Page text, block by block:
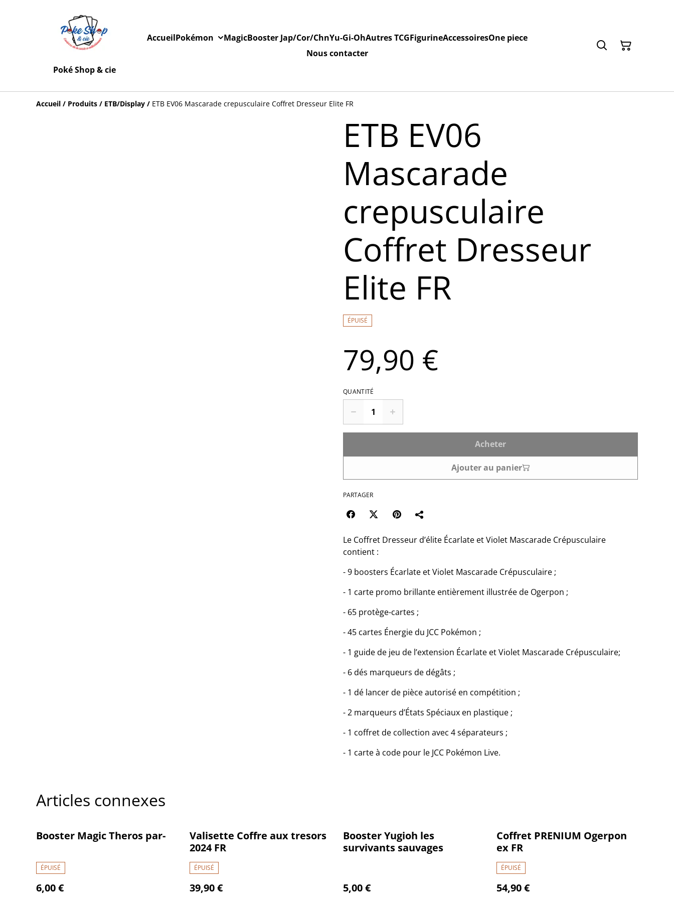
Poké Shop & cie
AccueilPokémon MagicBooster Jap/Cor/ChnYu-Gi-OhAutres TCGFigurineAccessoiresOne piece
Nous contacter
Accueil / Produits / ETB/Display / ETB EV06 Mascarade crepusculaire Coffret Dresseur Elite FR
ETB EV06
Mascarade
crepusculaire
Coffret Dresseur
Elite FR
ÉPUISÉ
79,90 €
QUANTITÉ
Acheter
Ajouter au panier
PARTAGER
Le Coffret Dresseur d’élite Écarlate et Violet Mascarade Crépusculaire
contient :
- 9 boosters Écarlate et Violet Mascarade Crépusculaire ;
- 1 carte promo brillante entièrement illustrée de Ogerpon ;
- 65 protège-cartes ;
- 45 cartes Énergie du JCC Pokémon ;
- 1 guide de jeu de l’extension Écarlate et Violet Mascarade Crépusculaire;
- 6 dés marqueurs de dégâts ;
- 1 dé lancer de pièce autorisé en compétition ;
- 2 marqueurs d’États Spéciaux en plastique ;
- 1 coffret de collection avec 4 séparateurs ;
- 1 carte à code pour le JCC Pokémon Live.
Articles connexes
Booster Magic Theros par-
ÉPUISÉ
6,00 €
Valisette Coffre aux tresors
2024 FR
ÉPUISÉ
39,90 €
Booster Yugioh les
survivants sauvages
5,00 €
Coffret PRENIUM Ogerpon
ex FR
ÉPUISÉ
54,90 €